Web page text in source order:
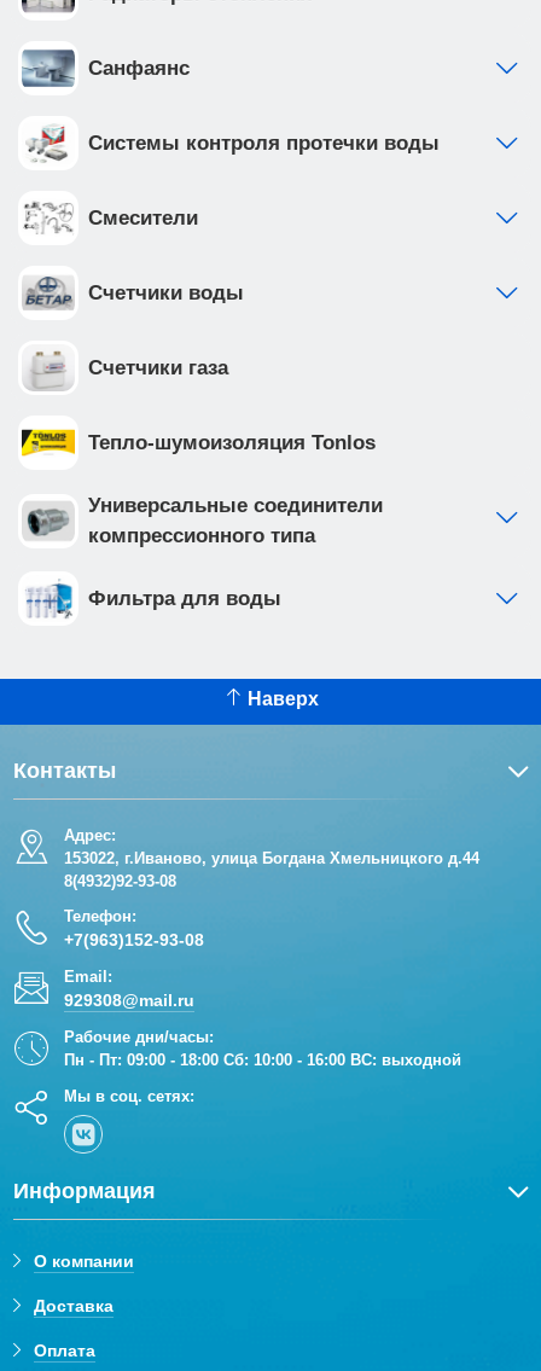
Санфаянс
Системы контроля протечки воды
Смесители
Счетчики воды
Счетчики газа
Тепло-шумоизоляция Tonlos
Универсальные соединители
компрессионного типа
Фильтра для воды
Наверх
Контакты
Адрес:
153022, г.Иваново, улица Богдана Хмельницкого д.44
8(4932)92-93-08
Телефон:
+7(963)152-93-08
Email:
929308@mail.ru
Рабочие дни/часы:
Пн - Пт: 09:00 - 18:00 Сб: 10:00 - 16:00 ВС: выходной
Мы в соц. сетях:
Информация
О компании
Доставка
Оплата